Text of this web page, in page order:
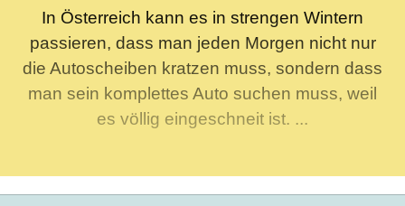
In Österreich kann es in strengen Wintern
passieren, dass man jeden Morgen nicht nur
die Autoscheiben kratzen muss, sondern dass
man sein komplettes Auto suchen muss, weil
es völlig eingeschneit ist. ...